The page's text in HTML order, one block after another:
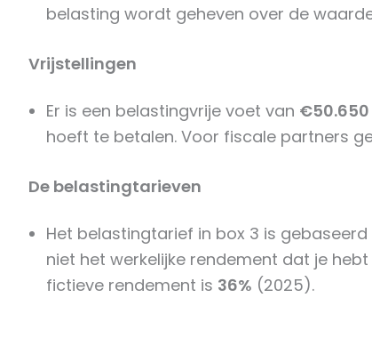
belasting wordt geheven over de
Vrijstellingen
Er is een belastingvrije voet van €50.650
hoeft te betalen. Voor fiscale partners
De belastingtarieven
Het belastingtarief in box 3 is
niet het werkelijke rendement dat je
fictieve rendement is 36% (2025).